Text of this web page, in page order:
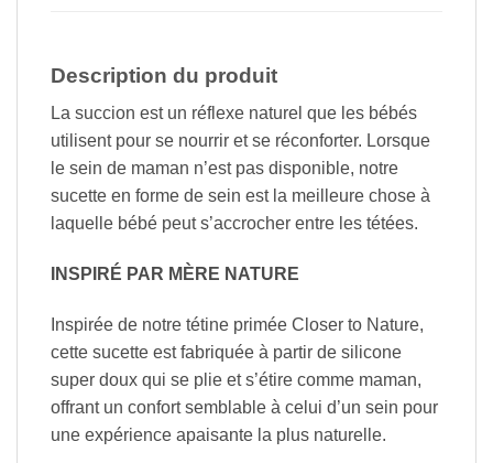
Description du produit
La succion est un réflexe naturel que les bébés
utilisent pour se nourrir et se réconforter. Lorsque
le sein de maman n’est pas disponible, notre
sucette en forme de sein est la meilleure chose à
laquelle bébé peut s’accrocher entre les tétées.
INSPIRÉ PAR MÈRE NATURE
Inspirée de notre tétine primée Closer to Nature,
cette sucette est fabriquée à partir de silicone
super doux qui se plie et s’étire comme maman,
offrant un confort semblable à celui d’un sein pour
une expérience apaisante la plus naturelle.